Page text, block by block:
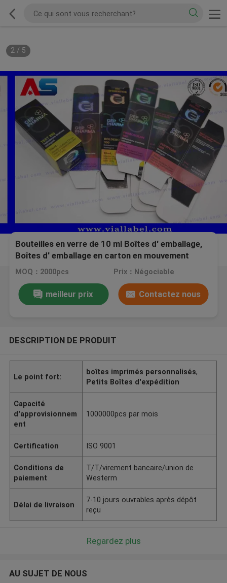
2/ 5
Bouteilles en verre de 10 ml Boîtes d' emballage,
Boîtes d' emballage en carton en mouvement
MOQ：2000pcs Prix：Négociable
meilleur prix Contactez nous
DESCRIPTION DE PRODUIT
Le point fort:
boîtes imprimés personnalisés,
Petits Boîtes d'expédition
Capacité
d'approvisionnem
ent
1000000pcs par mois
Certification ISO 9001
Conditions de
paiement
T/T/virement bancaire/union de
Westerm
Délai de livraison
7-10 jours ouvrables après dépôt
reçu
Regardez plus
AU SUJET DE NOUS